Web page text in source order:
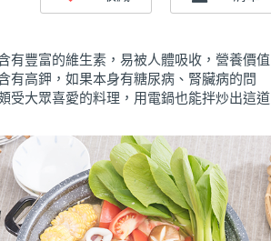
有豐富的維生素，易被人體吸收，營養價值
有高鉀，如果本身有糖尿病、腎臟病的問
受大眾喜愛的料理，用電鍋也能拌炒出這道